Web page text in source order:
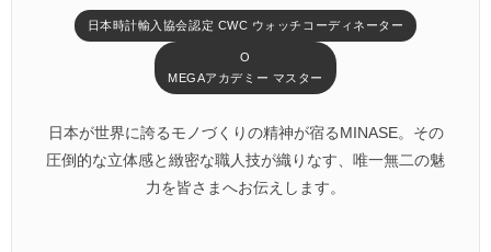
日本時計輸入協会認定 CWC ウォッチコーディネーター
O
MEGAアカデミー マスター
日本が世界に誇るモノづくりの精神が宿るMINASE。その
圧倒的な立体感と緻密な職人技が織りなす、唯一無二の魅
力を皆さまへお伝えします。